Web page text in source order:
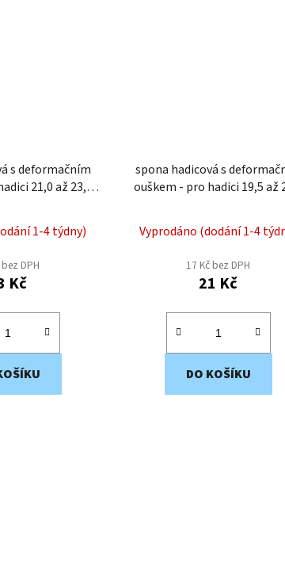
s deformačním
až 23,5
1-4 týdny)
DPH
Kč
spona hadicová s
ouškem - pro hadici 19,5 až 21,8
Vyprodáno (dodání 1-4
17 Kč bez DPH
21 Kč
DO KOŠÍKU